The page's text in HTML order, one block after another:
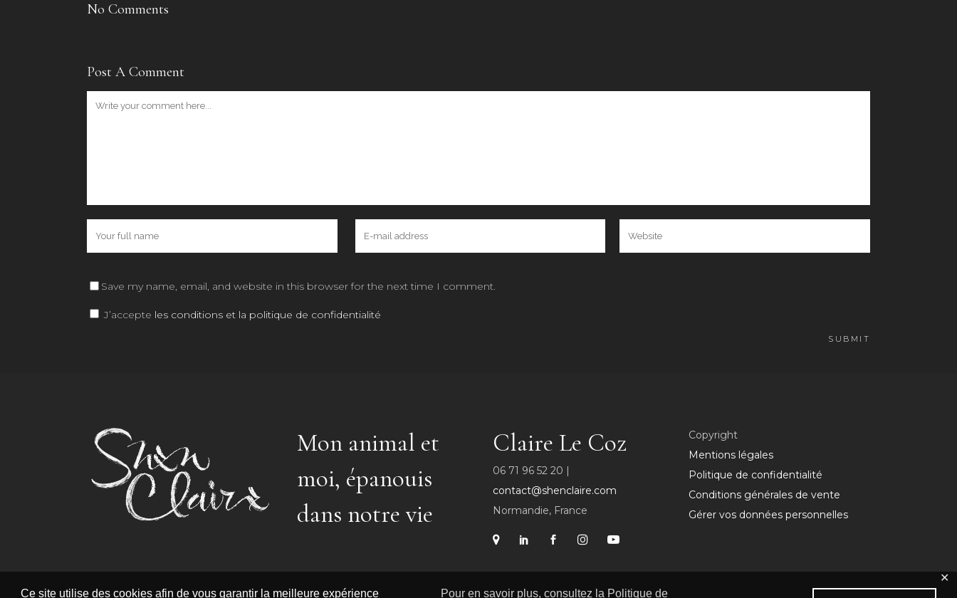
Ce site utilise des cookies afin de vous garantir la meilleure expérience Pour en savoir plus, consultez la Politique de
✕
No Comments
Post A Comment
Save my name, email, and website in this browser for the next time I comment.
J’accepte les conditions et la politique de confidentialité
Mon animal et
moi, épanouis
dans notre vie
Claire Le Coz
06 71 96 52 20 |
contact@shenclaire.com
Normandie, France
Copyright
Mentions légales
Politique de confidentialité
Conditions générales de vente
Gérer vos données personnelles